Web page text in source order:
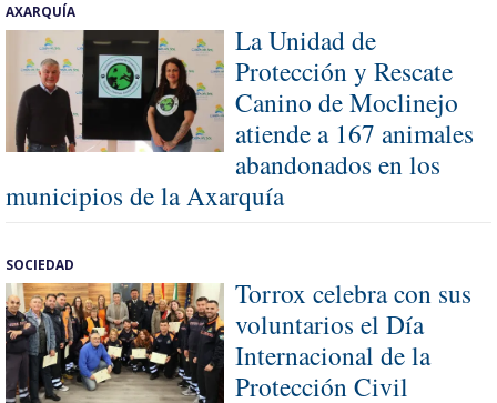
AXARQUÍA
La Unidad de
Protección y Rescate
Canino de Moclinejo
atiende a 167 animales
abandonados en los
municipios de la Axarquía
SOCIEDAD
Torrox celebra con sus
voluntarios el Día
Internacional de la
Protección Civil